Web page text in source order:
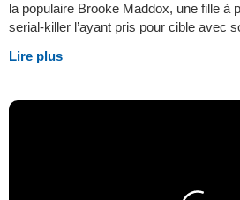
la populaire Brooke Maddox, une fille à
serial-killer l’ayant pris pour cible avec
Lire plus